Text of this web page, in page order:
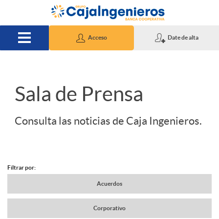
Saltar al contenido principal
Acceso Date de alta
S
Sala de Prensa
Consulta las noticias de Caja Ingenieros.
N
Filtrar por:
Acuerdos
Corporativo